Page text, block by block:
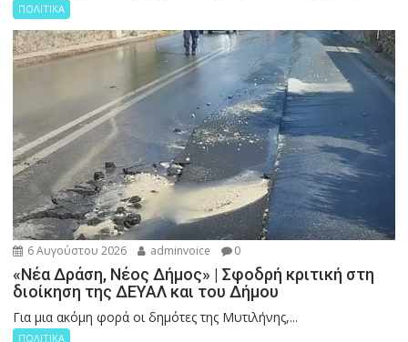
ΠΟΛΙΤΙΚΑ
6 Αυγούστου 2026 adminvoice 0
«Νέα Δράση, Νέος Δήμος» | Σφοδρή κριτική στη
διοίκηση της ΔΕΥΑΛ και του Δήμου
Για μια ακόμη φορά οι δημότες της Μυτιλήνης,...
ΠΟΛΙΤΙΚΑ